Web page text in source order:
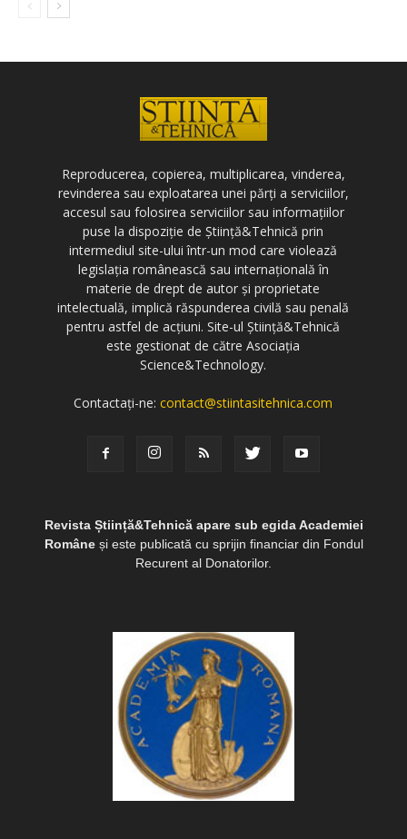
Reproducerea, copierea, multiplicarea, vinderea,
revinderea sau exploatarea unei părți a serviciilor,
accesul sau folosirea serviciilor sau informațiilor
puse la dispoziție de Știință&Tehnică prin
intermediul site-ului într-un mod care violează
legislația românească sau internațională în
materie de drept de autor și proprietate
intelectuală, implică răspunderea civilă sau penală
pentru astfel de acțiuni. Site-ul Știință&Tehnică
este gestionat de către Asociația
Science&Technology.
Contactați-ne:contact@stiintasitehnica.com
Revista Știință&Tehnică apare sub egida Academiei
Româneși este publicată cu sprijin financiar din Fondul
Recurent al Donatorilor.